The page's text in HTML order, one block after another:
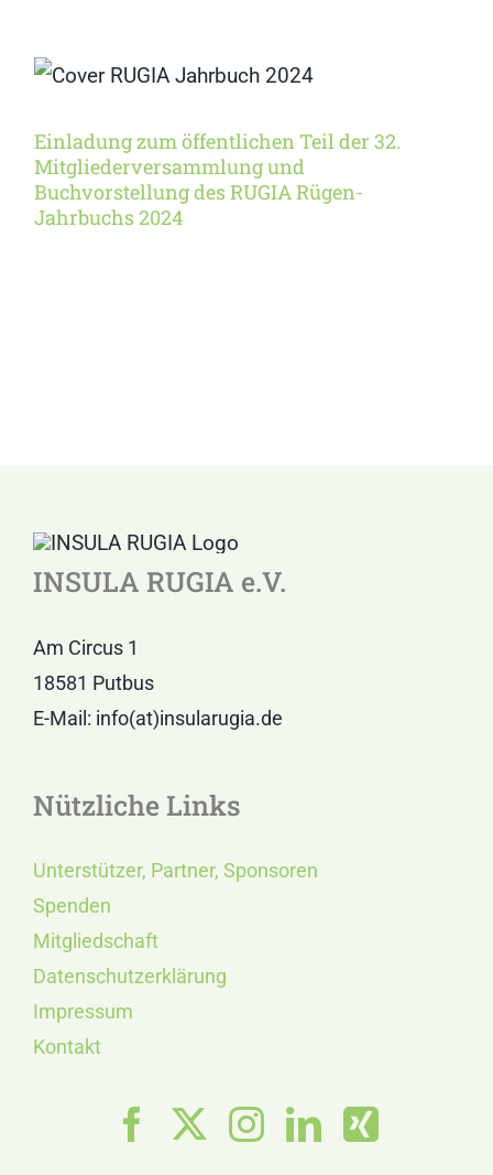
Mitgliederversammlung
RUGIA Rügen-Jahrbuchs
2024
Einladung zum öffentlichen Teil der 32.
Mitgliederversammlung und
Buchvorstellung des RUGIA Rügen-
Jahrbuchs 2024
INSULA RUGIA e.V.
Am Circus 1
18581 Putbus
E-Mail: info(at)insularugia.de
Nützliche Links
Unterstützer, Partner, Sponsoren
Spenden
Mitgliedschaft
Datenschutzerklärung
Impressum
Kontakt